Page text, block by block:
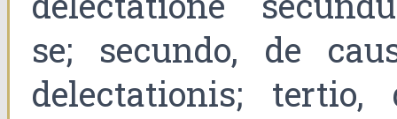
se; secundo, de
delectationis; tertio,